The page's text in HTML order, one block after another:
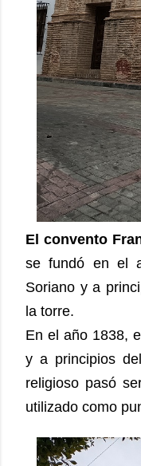
El convento
se fundó en el
Soriano y a
la torre.
En el año 1838,
y a principios
religioso pasó
utilizado como